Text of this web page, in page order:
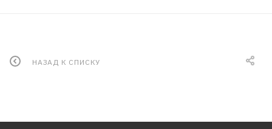
НАЗАД К СПИСКУ